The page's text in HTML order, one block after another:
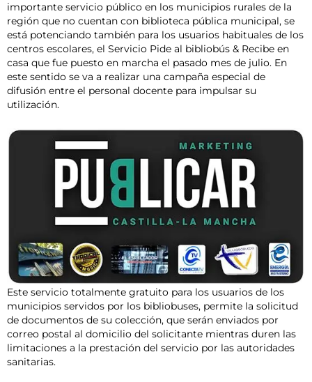
importante servicio público en los municipios rurales de la
región que no cuentan con biblioteca pública municipal, se
está potenciando también para los usuarios habituales de los
centros escolares, el Servicio Pide al bibliobús & Recibe en
casa que fue puesto en marcha el pasado mes de julio. En
este sentido se va a realizar una campaña especial de
difusión entre el personal docente para impulsar su
utilización.
Este servicio totalmente gratuito para los usuarios de los
municipios servidos por los bibliobuses, permite la solicitud
de documentos de su colección, que serán enviados por
correo postal al domicilio del solicitante mientras duren las
limitaciones a la prestación del servicio por las autoridades
sanitarias.